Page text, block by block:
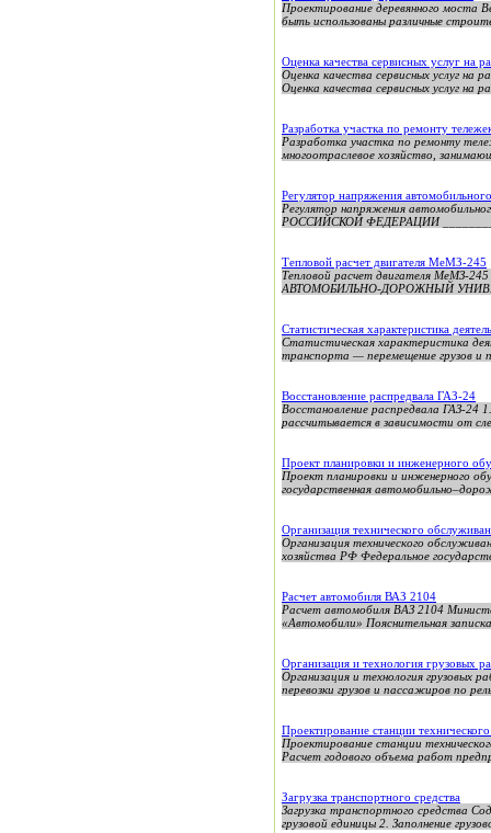
Проектирование деревянного моста
быть использованы различные
Оценка качества сервисных услуг на
Оценка качества сервисных услуг
Оценка качества сервисных услуг на
Разработка участка по ремонту
Разработка участка по ремонту
многоотраслевое хозяйство,
Регулятор напряжения
Регулятор напряжения
РОССИЙСКОЙ ФЕДЕРАЦИИ
Тепловой расчет двигателя МеМЗ-245
Тепловой расчет двигателя
АВТОМОБИЛЬНО-ДОРОЖНЫЙ
Статистическая характеристика
Статистическая характеристика
транспорта — перемещение грузов и
Восстановление распредвала ГАЗ-24
Восстановление распредвала ГАЗ-24
рассчитывается в зависимости от
Проект планировки и инженерного
Проект планировки и инженерного
государственная
Организация технического
Организация технического
хозяйства РФ Федеральное
Расчет автомобиля ВАЗ 2104
Расчет автомобиля ВАЗ 2104
«Автомобили» Пояснительная
Организация и технология грузовых
Организация и технология
перевозки грузов и пассажиров по
Проектирование станции
Проектирование станции
Расчет годового объема работ
Загрузка транспортного средства
Загрузка транспортного средства
грузовой единицы 2. Заполнение